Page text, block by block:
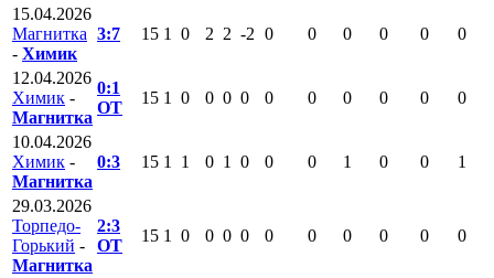
15.04.2026
Магнитка
- Химик
3:7 15 1 0 2 2 -2 0 0 0 0 0 0
12.04.2026
Химик -
Магнитка
0:1
ОТ
15 1 0 0 0 0 0 0 0 0 0 0
10.04.2026
Химик -
Магнитка
0:3 15 1 1 0 1 0 0 0 1 0 0 1
29.03.2026
Торпедо-
Горький -
Магнитка
2:3
ОТ
15 1 0 0 0 0 0 0 0 0 0 0